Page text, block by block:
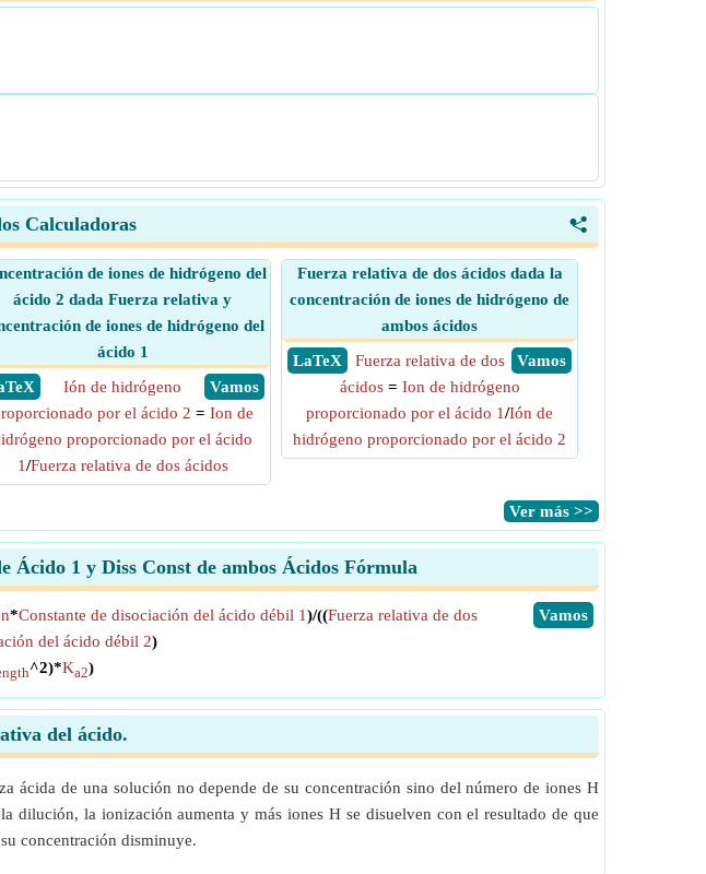
<
Calculadoras
de iones de hidrógeno del
ácido 2 dada Fuerza relativa y
de iones de hidrógeno del
ácido 1
​ Vamos
Ión de hidrógeno
por el ácido 2 = Ion de
proporcionado por el ácido
1/Fuerza relativa de dos ácidos
Fuerza relativa de dos ácidos dada la
concentración de iones de hidrógeno de
ambos ácidos
​ LaTeX
​ Vamos
Fuerza relativa de dos
ácidos= Ion de hidrógeno
proporcionado por el ácido 1/Ión de
hidrógeno proporcionado por el ácido 2
​Ver más >>
Ácido 1 y Diss Const de ambos Ácidos Fórmula
​Vamos
*Constante de disociación del ácido débil 1)/((Fuerza relativa de dos
del ácido débil 2)
^2)*Ka2)
del ácido.
ácida de una solución no depende de su concentración sino del número de iones H
dilución, la ionización aumenta y más iones H se disuelven con el resultado de que
concentración disminuye.